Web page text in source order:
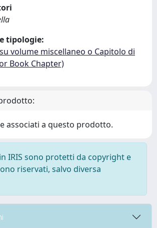
tipologie:
volume miscellaneo o Capitolo di
Book Chapter)
associati a questo prodotto.
IRIS sono protetti da copyright e
riservati, salvo diversa